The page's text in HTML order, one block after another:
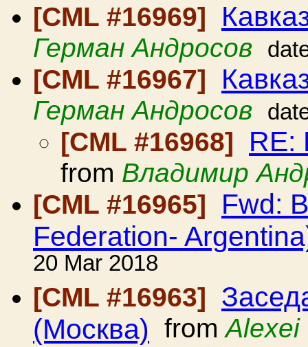
[CML #16969]
Герман Андросов
[CML #16967]
Герман Андросов
[CML #16968] RE:
from Владимир
[CML #16965]
Fwd:
Federation-
20 Mar 2018
[CML #16963]
(Москва) fromAlexei